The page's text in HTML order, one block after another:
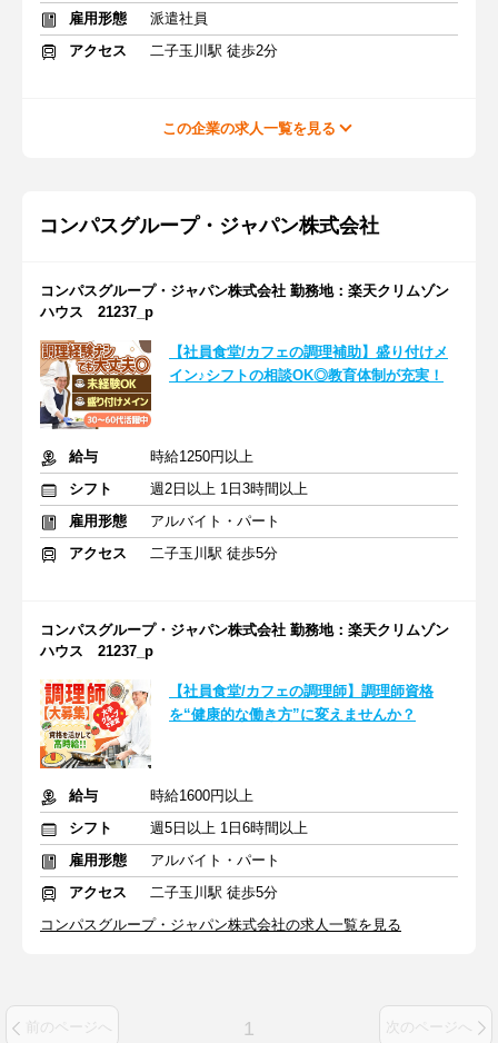
雇用形態
派遣社員
アクセス
二子玉川駅 徒歩2分
この企業の求人一覧を見る
コンパスグループ・ジャパン株式会社
コンパスグループ・ジャパン株式会社 勤務地：楽天クリムゾン
ハウス 21237_p
【社員食堂/カフェの調理補助】盛り付けメ
イン♪シフトの相談OK◎教育体制が充実！
給与
時給1250円以上
シフト
週2日以上 1日3時間以上
雇用形態
アルバイト・パート
アクセス
二子玉川駅 徒歩5分
コンパスグループ・ジャパン株式会社 勤務地：楽天クリムゾン
ハウス 21237_p
【社員食堂/カフェの調理師】調理師資格
を“健康的な働き方”に変えませんか？
給与
時給1600円以上
シフト
週5日以上 1日6時間以上
雇用形態
アルバイト・パート
アクセス
二子玉川駅 徒歩5分
コンパスグループ・ジャパン株式会社の求人一覧を見る
前のページへ 1 次のページへ